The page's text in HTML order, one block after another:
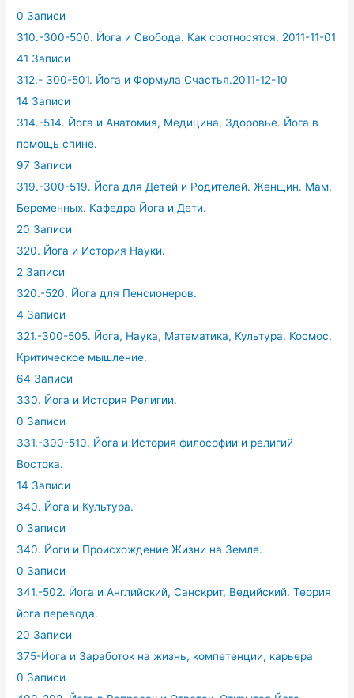
0 Записи
310.-300-500. Йога и Свобода. Как соотносятся. 2011-11-01
41 Записи
312.- 300-501. Йога и Формула Счастья.2011-12-10
14 Записи
314.-514. Йога и Анатомия, Медицина, Здоровье. Йога в
помощь спине.
97 Записи
319.-300-519. Йога для Детей и Родителей. Женщин. Мам.
Беременных. Кафедра Йога и Дети.
20 Записи
320. Йога и История Науки.
2 Записи
320.-520. Йога для Пенсионеров.
4 Записи
321.-300-505. Йога, Наука, Математика, Культура. Космос.
Критическое мышление.
64 Записи
330. Йога и История Религии.
0 Записи
331.-300-510. Йога и История философии и религий
Востока.
14 Записи
340. Йога и Культура.
0 Записи
340. Йоги и Происхождение Жизни на Земле.
0 Записи
341.-502. Йога и Английский, Санскрит, Ведийский. Теория
йога перевода.
20 Записи
375-Йога и Заработок на жизнь, компетенции, карьера
0 Записи